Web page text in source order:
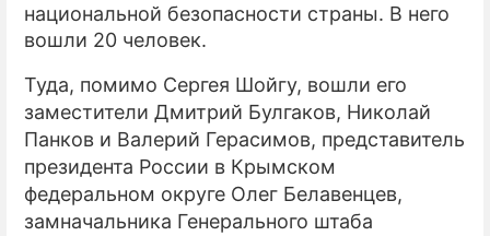
О ПРОЕКТЕ
национальной безопасности страны. В него
вошли 20 человек.
Туда, помимо Сергея Шойгу, вошли его
заместители Дмитрий Булгаков, Николай
Панков и Валерий Герасимов, представитель
президента России в Крымском
федеральном округе Олег Белавенцев,
замначальника Генерального штаба